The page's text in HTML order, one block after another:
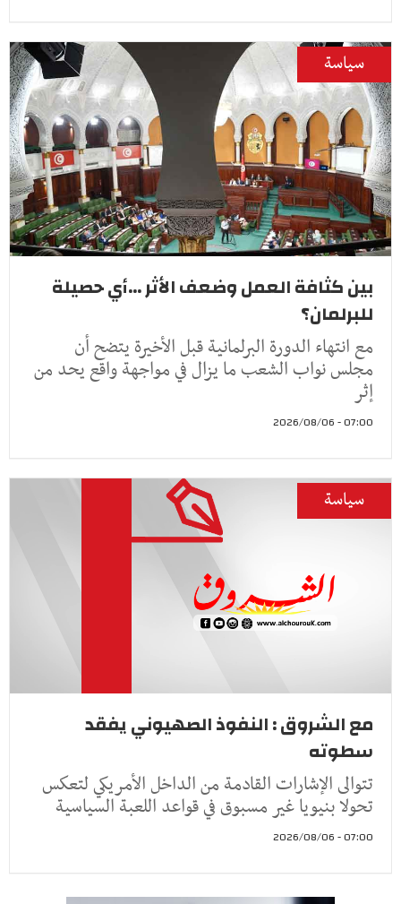
سياسة
بين كثافة العمل وضعف الأثر ...أي حصيلة
للبرلمان؟
مع انتهاء الدورة البرلمانية قبل الأخيرة يتضح أن
مجلس نواب الشعب ما يزال في مواجهة واقع يحد من
إثر
07:00 - 2026/08/06
سياسة
مع الشروق : النفوذ الصهيوني يفقد
سطوته
تتوالى الإشارات القادمة من الداخل الأمريكي لتعكس
تحولا بنيويا غير مسبوق في قواعد اللعبة السياسية
07:00 - 2026/08/06